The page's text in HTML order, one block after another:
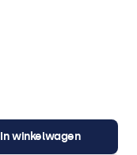
In winkelwagen